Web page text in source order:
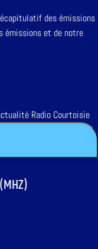
des émissions
émissions et de notre
Radio Courtoisie